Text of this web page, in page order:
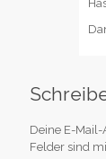
Deine E-
Felder sind